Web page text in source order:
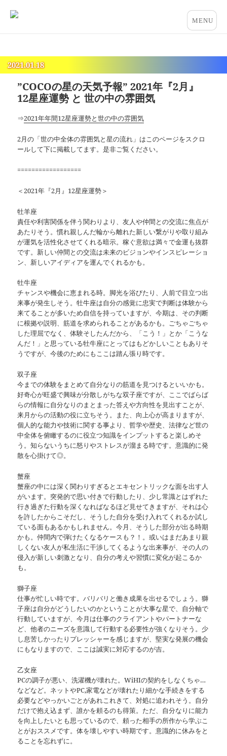
2021.01.18
”COCOの星の天気予報” 2021年『2月』
12星座運勢 と 世の中の雰囲気
⇒2021年年間12星座運勢と世の中の雰囲気
2月の「世の中全体の雰囲気と星の流れ」はこのページをスクロ
ールして下に掲載してます。是非ご覧ください。
==================
＜2021年『2月』12星座運勢＞
牡羊座
責任や利害関係を伴う関わりより、友人や仲間との交流に焦点が
あたりそう。慣れ親しんだ輪から離れた新しい繋がりや取り組み
が運気を活性化させてくれる暗示。稼ぐ意欲は満々で金運も抜群
です。新しい仲間との交流は未来のビジョンやインスピレーショ
ン、新しいアイディアを運んでくれるかも。
牡牛座
チャンスや機会に恵まれる時。脚光を浴びたり、人前で目立つ出
来事が発生しそう。牡牛座は自分の感覚に忠実で判断は体験から
来てることが多いため自信を持っていますが、今期は、その判断
に根拠や説明、筋道を求められることがあるかも。ごちゃごちゃ
した理屈でなく、体験そしたんだから、「こう！」とか「こうな
んだ！」と思っている牡牛座にとってはもどかしいこともありそ
うですが、今後のためにもここは踏ん張り時です。
双子座
今までの体験をまとめて自分なりの筋道を見つけるといいかも。
好奇心が旺盛で興味が分散しがちな双子座ですが、ここでばらば
らの情報に自分なりのまとまった答えや方向性を見出すことが、
来月からの活動の役に立ちそう。また、向上心が高まりますが、
個人的な能力や技術に関する事より、哲学や歴史、法律など世の
中全体を俯瞰するのに役立つ知識をインプットすると楽しめそ
う。知らないうちに怒りやストレスが溜まる時です。意識的に発
散を心掛けて◎。
蟹座
蟹座の中には深く関わりすぎるとエキセントリックな面を出す人
がいます。突発的で思い付きで行動したり、少し常識とはずれた
行き過ぎた行動を深くなればなるほど見せてきますが、それは心
を許したからこそだし、そうした自分を受け入れてくれるか試し
ている面もあるかもしれません。今月、そうした部分が出る時期
かも。仲間内で弾けたくなるケースも？！。或いはまだあまり親
しくない友人が私生活に干渉してくるような出来事が、その人の
侵入が新しい刺激となり、自分の考えや習慣に変化が起こるか
も。
獅子座
仕事が忙しい時です。バリバリと働き成果を出せるでしょう。獅
子座は自分がどうしたいのかということが大事な星で、自分軸で
行動していますが、今月は仕事のクライアントやパートナーな
ど、他者のニーズを意識して行動する必要性が強くなりそう。少
し息苦しかったりプレッシャーを感じますが、堅実な発展の機会
にもなりますので、ここは誠実に対応するのが吉。
乙女座
PCの調子が悪い、洗濯機が壊れた。WiHIの契約をしなくちゃ…
などなど。ネットやPC,家電などが壊れたり細かな手続きをする
必要などやっかいごとがあれこれきて、対処に追われそう。自分
だけで抱え込まず、誰かを頼るのも得策。ただ、自分なりに能力
を向上したいとも思っているので、頼った相手の所作から学ぶこ
とがおススメです。体を壊しやすい時期です。意識的に休みをと
ることを忘れずに。